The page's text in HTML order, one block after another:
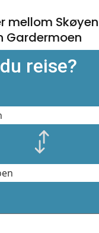
mellom
Gardermoen
reise?